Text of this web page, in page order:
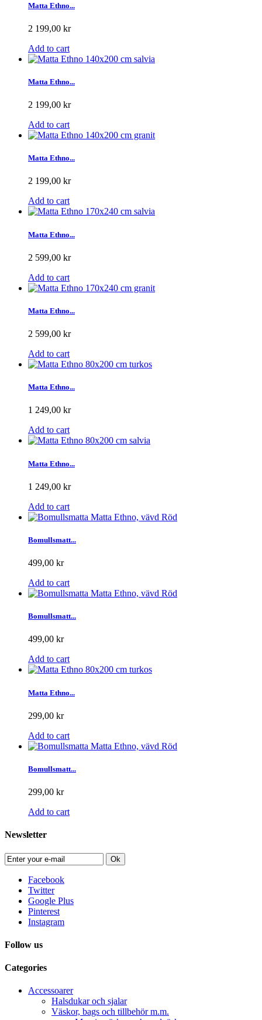
Matta Ethno...
2 199,00 kr
Add to cart
Matta Ethno...
2 199,00 kr
Add to cart
Matta Ethno...
2 199,00 kr
Add to cart
Matta Ethno...
2 599,00 kr
Add to cart
Matta Ethno...
2 599,00 kr
Add to cart
Matta Ethno...
1 249,00 kr
Add to cart
Matta Ethno...
1 249,00 kr
Add to cart
Bomullsmatt...
499,00 kr
Add to cart
Bomullsmatt...
499,00 kr
Add to cart
Matta Ethno...
299,00 kr
Add to cart
Bomullsmatt...
299,00 kr
Add to cart
Newsletter
Ok
Facebook
Twitter
Google Plus
Pinterest
Instagram
Follow us
Categories
Accessoarer
Halsdukar och sjalar
Väskor, bags och tillbehör m.m.